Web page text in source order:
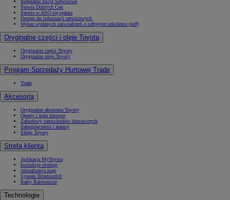
Bezpłatne Akcje Serwisowe
Serwis Dobrych Cen
Serwis w ASO się opłaca
Dostęp do informacji serwisowych
Wykaz wydanych zaświadczeń o odbytym szkoleniu (pdf)
Oryginalne części i oleje Toyota
Oryginalne części Toyoty
Oryginalne oleje Toyoty
Program Sprzedaży Hurtowej Trade
Trade
Akcesoria
Oryginalne akcesoria Toyoty
Opony i koła zimowe
Zabudowy samochodów dostawczych
Zabezpieczenia i alarmy
Sklep Toyoty
Strefa klienta
Aplikacja MyToyota
Instrukcje obsługi
Aktualizacja map
System Bluetooth®
Karty Ratownicze
Technologie